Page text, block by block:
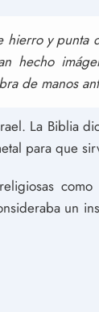
y
hecho
de manos
La Biblia
para que
un